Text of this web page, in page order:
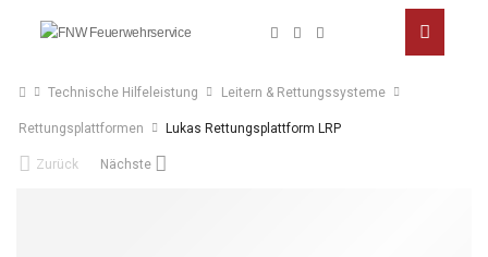
Technische Hilfeleistung Leitern & Rettungssysteme
Rettungsplattformen Lukas Rettungsplattform LRP
Zurück Nächste